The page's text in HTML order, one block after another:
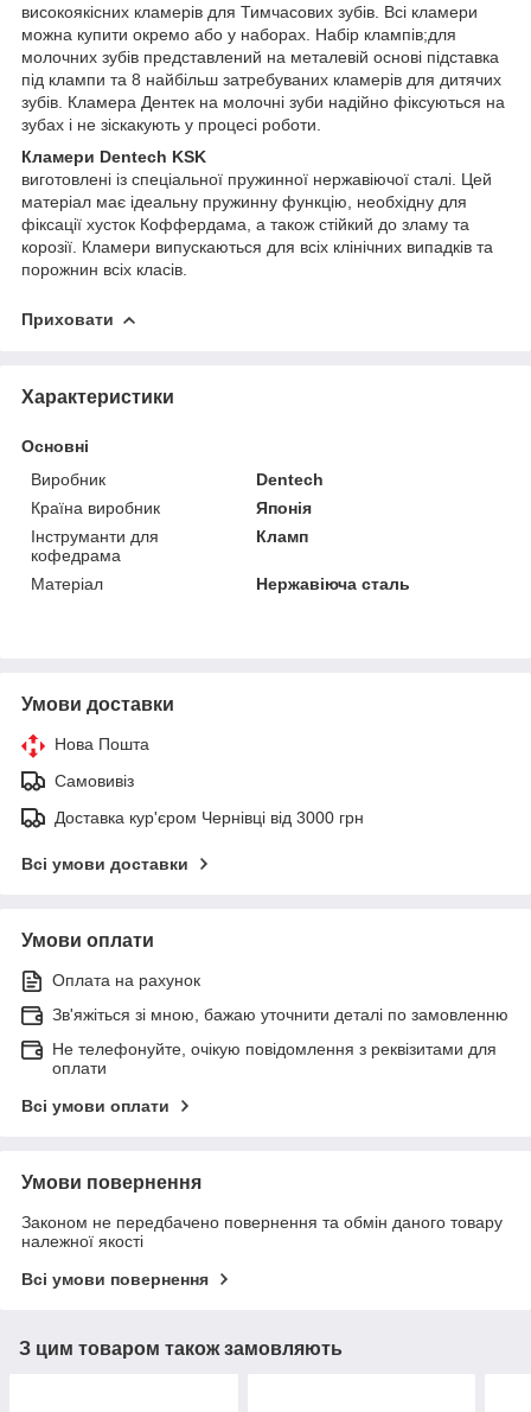
високоякісних кламерів для Тимчасових зубів. Всі кламери
можна купити окремо або у наборах. Набір клампів;для
молочних зубів представлений на металевій основі підставка
під клампи та 8 найбільш затребуваних кламерів для дитячих
зубів. Кламера Дентек на молочні зуби надійно фіксуються на
зубах і не зіскакують у процесі роботи.
Кламери Dentech KSK
виготовлені із спеціальної пружинної нержавіючої сталі. Цей
матеріал має ідеальну пружинну функцію, необхідну для
фіксації хусток Коффердама, а також стійкий до зламу та
корозії. Кламери випускаються для всіх клінічних випадків та
порожнин всіх класів.
Приховати
Характеристики
Основні
Виробник
Dentech
Країна виробник
Японія
Інструманти для
кофедрама
Кламп
Матеріал Нержавіюча сталь
Умови доставки
Нова Пошта
Самовивіз
Доставка кур'єром Чернівці від 3000 грн
Всі умови доставки
Умови оплати
Оплата на рахунок
Зв'яжіться зі мною, бажаю уточнити деталі по замовленню
Не телефонуйте, очікую повідомлення з реквізитами для
оплати
Всі умови оплати
Умови повернення
Законом не передбачено повернення та обмін даного товару
належної якості
Всі умови повернення
З цим товаром також замовляють